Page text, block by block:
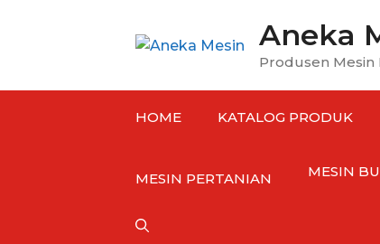
Aneka
Produsen Mesin
HOME KATALOG PRODUK
MESIN PERTANIAN MESIN